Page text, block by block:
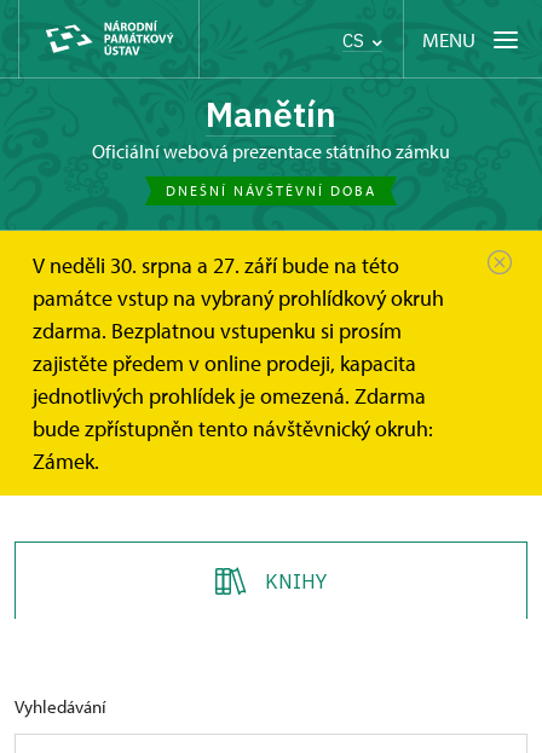
CS MENU
Manětín
oficiální webová prezentace státního zámku
DNEŠNÍ NÁVŠTĚVNÍ DOBA
V neděli 30. srpna a 27. září bude na této
památce vstup na vybraný prohlídkový okruh
zdarma. Bezplatnou vstupenku si prosím
zajistěte předem v online prodeji, kapacita
jednotlivých prohlídek je omezená. Zdarma
bude zpřístupněn tento návštěvnický okruh:
Zámek.
Manětín Publikace
E-shop
VŠECHNY PUBLIKACE
KNIHY
Vyhledávání